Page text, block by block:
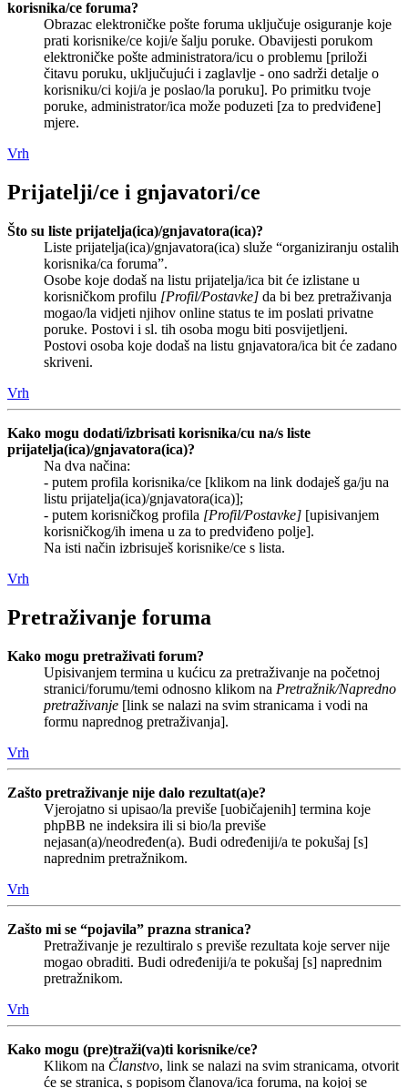
korisnika/ce foruma?
Obrazac elektroničke pošte foruma uključuje osiguranje koje
prati korisnike/ce koji/e šalju poruke. Obavijesti porukom
elektroničke pošte administratora/icu o problemu [priloži
čitavu poruku, uključujući i zaglavlje - ono sadrži detalje o
korisniku/ci koji/a je poslao/la poruku]. Po primitku tvoje
poruke, administrator/ica može poduzeti [za to predviđene]
mjere.
Vrh
Prijatelji/ce i gnjavatori/ce
Što su liste prijatelja(ica)/gnjavatora(ica)?
Liste prijatelja(ica)/gnjavatora(ica) služe “organiziranju ostalih
korisnika/ca foruma”.
Osobe koje dodaš na listu prijatelja/ica bit će izlistane u
korisničkom profilu [Profil/Postavke] da bi bez pretraživanja
mogao/la vidjeti njihov online status te im poslati privatne
poruke. Postovi i sl. tih osoba mogu biti posvijetljeni.
Postovi osoba koje dodaš na listu gnjavatora/ica bit će zadano
skriveni.
Vrh
Kako mogu dodati/izbrisati korisnika/cu na/s liste
prijatelja(ica)/gnjavatora(ica)?
Na dva načina:
- putem profila korisnika/ce [klikom na link dodaješ ga/ju na
listu prijatelja(ica)/gnjavatora(ica)];
- putem korisničkog profila [Profil/Postavke] [upisivanjem
korisničkog/ih imena u za to predviđeno polje].
Na isti način izbrisuješ korisnike/ce s lista.
Vrh
Pretraživanje foruma
Kako mogu pretraživati forum?
Upisivanjem termina u kućicu za pretraživanje na početnoj
stranici/forumu/temi odnosno klikom na Pretražnik/Napredno
pretraživanje [link se nalazi na svim stranicama i vodi na
formu naprednog pretraživanja].
Vrh
Zašto pretraživanje nije dalo rezultat(a)e?
Vjerojatno si upisao/la previše [uobičajenih] termina koje
phpBB ne indeksira ili si bio/la previše
nejasan(a)/neodređen(a). Budi određeniji/a te pokušaj [s]
naprednim pretražnikom.
Vrh
Zašto mi se “pojavila” prazna stranica?
Pretraživanje je rezultiralo s previše rezultata koje server nije
mogao obraditi. Budi određeniji/a te pokušaj [s] naprednim
pretražnikom.
Vrh
Kako mogu (pre)traži(va)ti korisnike/ce?
Klikom na Članstvo, link se nalazi na svim stranicama, otvorit
će se stranica, s popisom članova/ica foruma, na kojoj se